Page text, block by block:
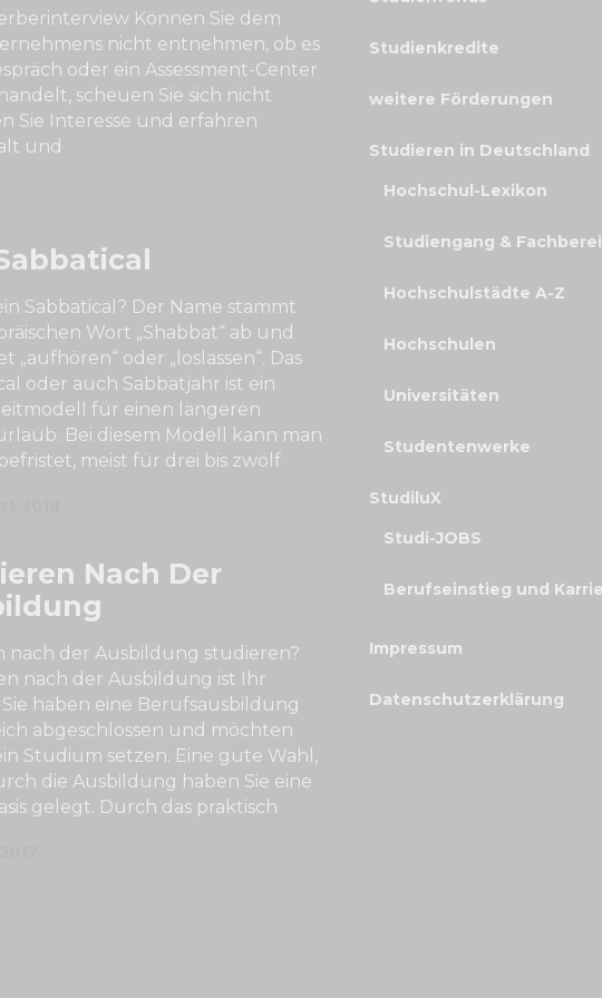
Können Sie dem
nicht entnehmen, ob es
oder ein Assessment-Center
scheuen Sie sich nicht
Sie Interesse und erfahren
und
Sabbatical? Der Name stammt
Wort „Shabbat“ ab und
„aufhören“ oder „loslassen“. Das
oder auch Sabbatjahr ist ein
für einen längeren
Bei diesem Modell kann man
meist für drei bis zwölf
Nach Der
nach der Ausbildung studieren?
nach der Ausbildung ist Ihr
haben eine Berufsausbildung
abgeschlossen und möchten
Studium setzen. Eine gute Wahl,
die Ausbildung haben Sie eine
gelegt. Durch das praktisch
Studienkredite
weitere Förderungen
Studieren in Deutschland
Hochschul-Lexikon
Studiengang &
Hochschulstädte A-Z
Hochschulen
Universitäten
Studentenwerke
StudiluX
Studi-JOBS
Berufseinstieg und
Impressum
Datenschutzerklärung